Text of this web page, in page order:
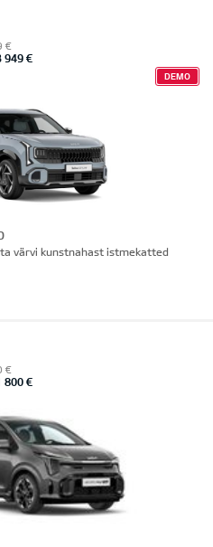
€
949 €
DEMO
värvi kunstnahast istmekatted
€
800 €